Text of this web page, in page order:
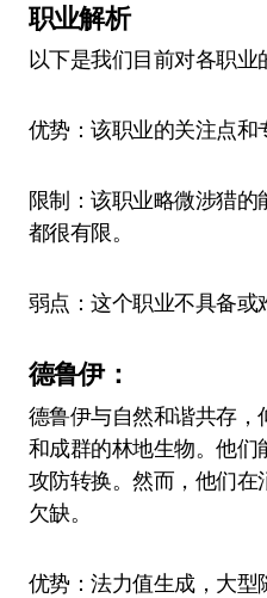
职业解析
以下是我们目前对各职业
优势：该职业的关注点和
限制：该职业略微涉猎
都很有限。
弱点：这个职业不具备或
德鲁伊：
德鲁伊与自然和谐共存
和成群的林地生物。他
攻防转换。然而，他们
欠缺。
优势：法力值生成，大型